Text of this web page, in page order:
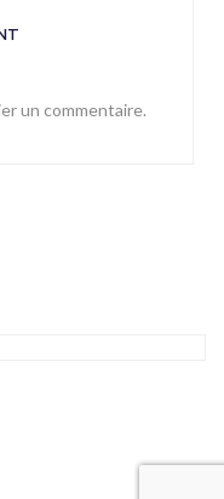
un commentaire.